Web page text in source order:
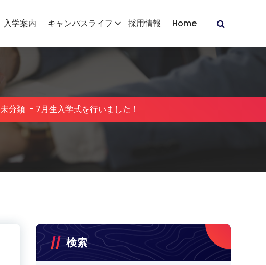
入学案内 キャンパスライフ 採用情報 Home
未分類 - 7月生入学式を行いました！
検索